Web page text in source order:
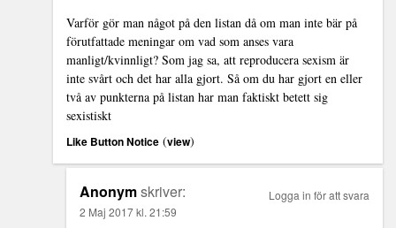
Varför gör man något på den listan då om man inte bär på
förutfattade meningar om vad som anses vara
manligt/kvinnligt? Som jag sa, att reproducera sexism är
inte svårt och det har alla gjort. Så om du har gjort en eller
två av punkterna på listan har man faktiskt betett sig
sexistiskt
Like Button Notice (view)
Anonymskriver:
2 Maj 2017 kl. 21:59
Logga in för att svara